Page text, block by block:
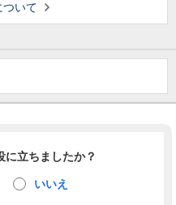
いて
に立ちましたか？
いいえ